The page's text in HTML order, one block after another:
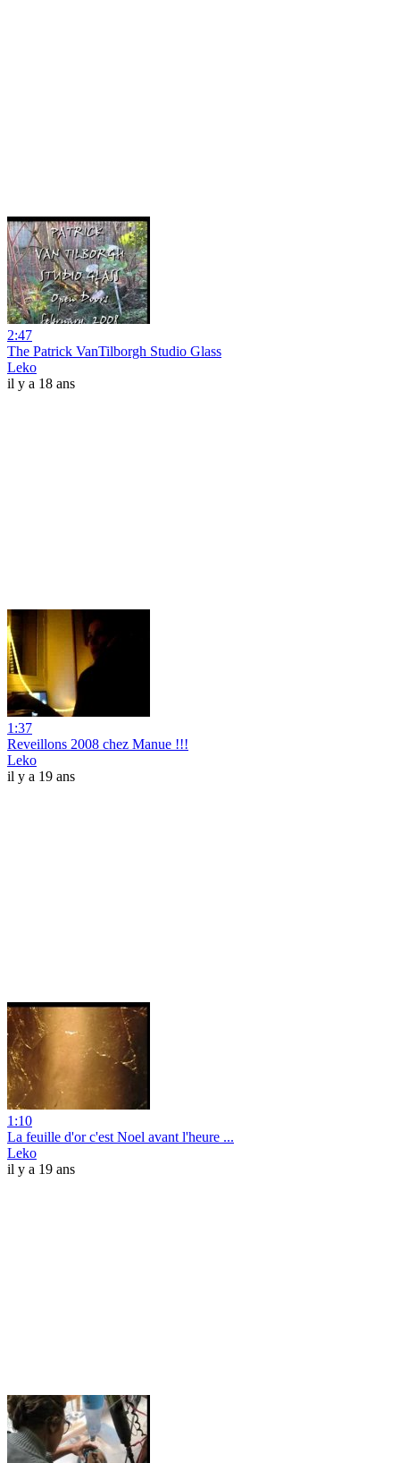
2:47
The Patrick VanTilborgh Studio Glass
Leko
il y a 18 ans
1:37
Reveillons 2008 chez Manue !!!
Leko
il y a 19 ans
1:10
La feuille d'or c'est Noel avant l'heure ...
Leko
il y a 19 ans